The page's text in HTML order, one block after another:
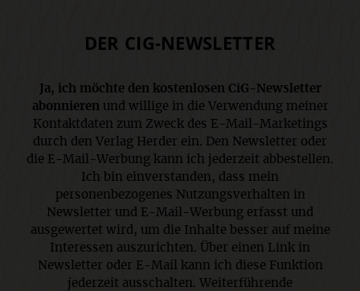
DER CIG-NEWSLETTER
Ja, ich möchte den kostenlosen CiG-Newsletter
abonnierenund willige in die Verwendung meiner
Kontaktdaten zum Zweck des E-Mail-Marketings
durch den Verlag Herder ein. Den Newsletter oder
die E-Mail-Werbung kann ich jederzeit abbestellen.
Ich bin einverstanden, dass mein
personenbezogenes Nutzungsverhalten in
Newsletter und E-Mail-Werbung erfasst und
ausgewertet wird, um die Inhalte besser auf meine
Interessen auszurichten. Über einen Link in
Newsletter oder E-Mail kann ich diese Funktion
jederzeit ausschalten. Weiterführende